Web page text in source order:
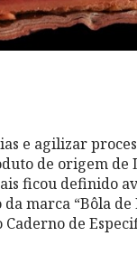
e agilizar
de origem de
ficou definido
marca “Bôla
Caderno de